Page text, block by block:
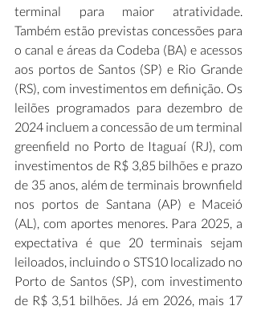
terminal para maior atratividade.
Também estão previstas concessões para
o canal e áreas da Codeba (BA) e acessos
aos portos de Santos (SP) e Rio Grande
(RS), com investimentos em definição. Os
leilões programados para dezembro de
2024 incluem a concessão de um terminal
greenfield no Porto de Itaguaí (RJ), com
investimentos de R$ 3,85 bilhões e prazo
de 35 anos, além de terminais brownfield
nos portos de Santana (AP) e Maceió
(AL), com aportes menores. Para 2025, a
expectativa é que 20 terminais sejam
leiloados, incluindo o STS10 localizado no
Porto de Santos (SP), com investimento
de R$ 3,51 bilhões. Já em 2026, mais 17